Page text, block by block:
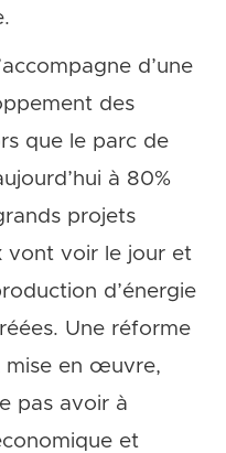
d’une
des
que le parc de
à 80%
projets
vont voir le jour et
d’énergie
Une réforme
mise en œuvre,
pas avoir à
et